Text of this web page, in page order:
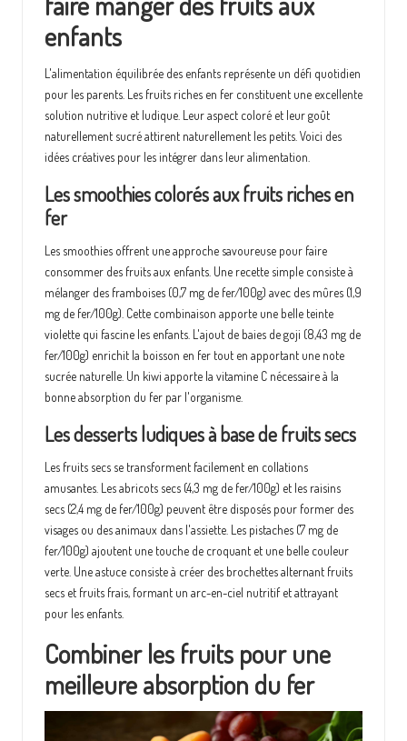
enfants
L'alimentation équilibrée des enfants représente un défi quotidien
pour les parents. Les fruits riches en fer constituent une excellente
solution nutritive et ludique. Leur aspect coloré et leur goût
naturellement sucré attirent naturellement les petits. Voici des
idées créatives pour les intégrer dans leur alimentation.
Les smoothies colorés aux fruits riches en
fer
Les smoothies offrent une approche savoureuse pour faire
consommer des fruits aux enfants. Une recette simple consiste à
mélanger des framboises (0,7 mg de fer/100g) avec des mûres (1,9
mg de fer/100g). Cette combinaison apporte une belle teinte
violette qui fascine les enfants. L'ajout de baies de goji (8,43 mg de
fer/100g) enrichit la boisson en fer tout en apportant une note
sucrée naturelle. Un kiwi apporte la vitamine C nécessaire à la
bonne absorption du fer par l'organisme.
Les desserts ludiques à base de fruits secs
Les fruits secs se transforment facilement en collations
amusantes. Les abricots secs (4,3 mg de fer/100g) et les raisins
secs (2,4 mg de fer/100g) peuvent être disposés pour former des
visages ou des animaux dans l'assiette. Les pistaches (7 mg de
fer/100g) ajoutent une touche de croquant et une belle couleur
verte. Une astuce consiste à créer des brochettes alternant fruits
secs et fruits frais, formant un arc-en-ciel nutritif et attrayant
pour les enfants.
Combiner les fruits pour une
meilleure absorption du fer